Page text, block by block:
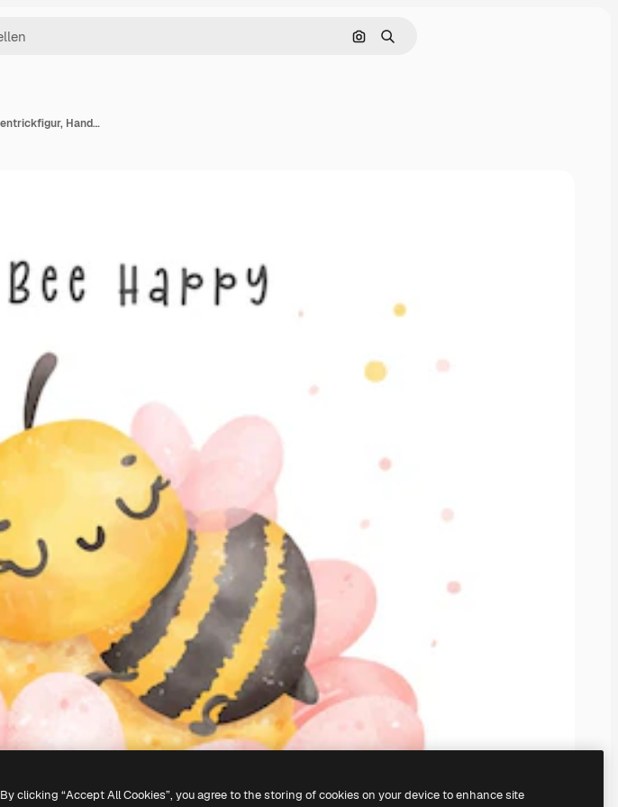
Nach Bild suchen
Suchen
Schöne Baby-Honigbiene schläft in Blumen, Aquarell, Zeichentrickfigur, Handmalerei, Illustration
By clicking “Accept All Cookies”, you agree to the storing of cookies on your device to enhance site